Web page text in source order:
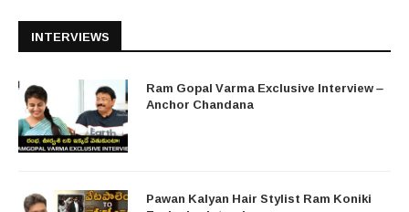
INTERVIEWS
Ram Gopal Varma Exclusive Interview –
Anchor Chandana
Pawan Kalyan Hair Stylist Ram Koniki